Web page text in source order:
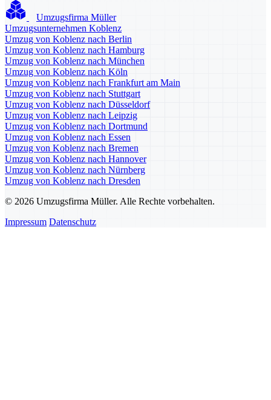
Umzugsfirma Müller
Umzugsunternehmen Koblenz
Umzug von Koblenz nach Berlin
Umzug von Koblenz nach Hamburg
Umzug von Koblenz nach München
Umzug von Koblenz nach Köln
Umzug von Koblenz nach Frankfurt am Main
Umzug von Koblenz nach Stuttgart
Umzug von Koblenz nach Düsseldorf
Umzug von Koblenz nach Leipzig
Umzug von Koblenz nach Dortmund
Umzug von Koblenz nach Essen
Umzug von Koblenz nach Bremen
Umzug von Koblenz nach Hannover
Umzug von Koblenz nach Nürnberg
Umzug von Koblenz nach Dresden
© 2026 Umzugsfirma Müller. Alle Rechte vorbehalten.
Impressum Datenschutz